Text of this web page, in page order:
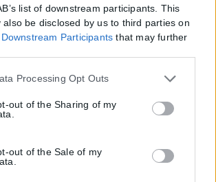
list of downstream participants. This
also be disclosed by us to third parties on
Downstream Participants that may further
this website/app uses one or more Google
your visit or usage behaviour. You may
consent to Google and its third-party
data for below specified purposes in below
Processing Opt Outs
out of the Sharing of my
out of the Sale of my